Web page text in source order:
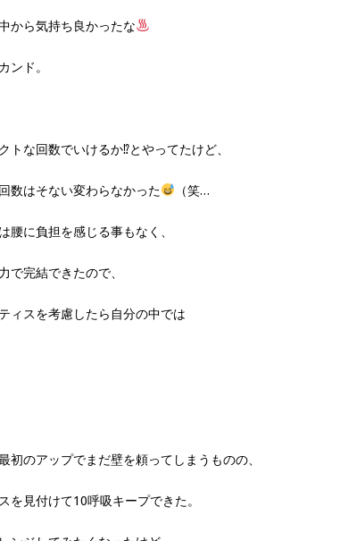
から気持ち良かったな
ンド。
トな回数でいけるか⁉︎とやってたけど、
数はそない変わらなかった （笑…
腰に負担を感じる事もなく、
で完結できたので、
ィスを考慮したら自分の中では
初のアップでまだ壁を頼ってしまうものの、
を見付けて10呼吸キープできた。